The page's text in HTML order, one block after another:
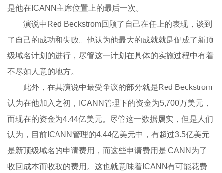
是他在ICANN主席位置上的最后一次。
演说中Red Beckstrom回顾了自己在任上的表现，谈到
了自己的成功和失败。他认为他最大的成就就是促成了新顶
级域名计划的进行，尽管这一计划在具体的实施过程中有着
不尽如人意的地方。
此外，在其演说中最受争议的部分就是Red Beckstrom
认为在他加入之初，ICANN管理下的资金为5,700万美元，
而现在的资金为4.44亿美元。尽管这一数据属实，但是人们
认为，目前ICANN管理的4.44亿美元中，有超过3.5亿美元
是新顶级域名的申请费用，而这些申请费用是ICANN为了
收回成本而收取的费用。这也就意味着ICANN有可能花费